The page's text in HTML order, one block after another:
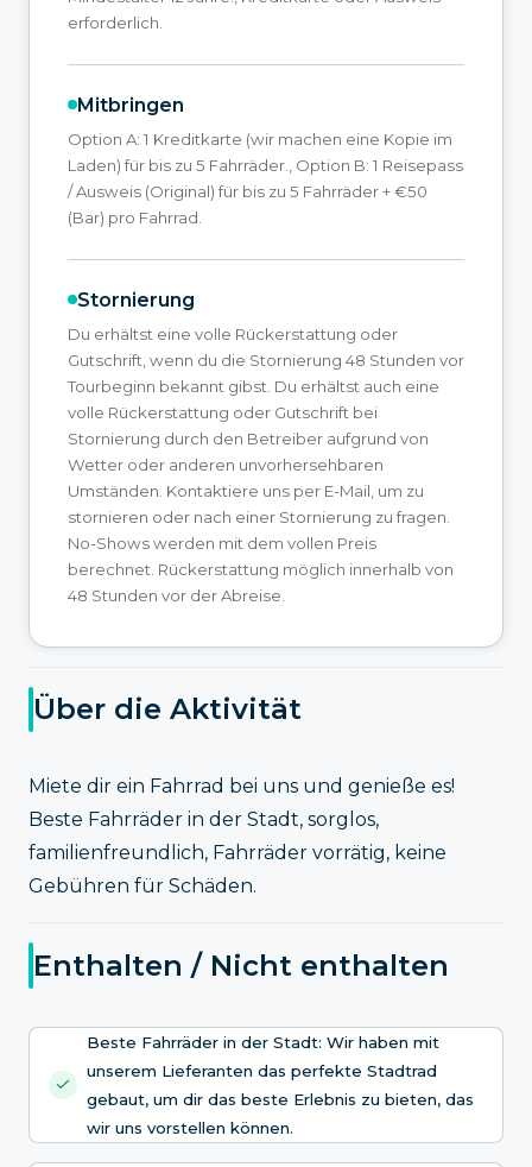
erforderlich.
Mitbringen
Option A: 1 Kreditkarte (wir machen eine Kopie im
Laden) für bis zu 5 Fahrräder., Option B: 1 Reisepass
/ Ausweis (Original) für bis zu 5 Fahrräder + €50
(Bar) pro Fahrrad.
Stornierung
Du erhältst eine volle Rückerstattung oder
Gutschrift, wenn du die Stornierung 48 Stunden vor
Tourbeginn bekannt gibst. Du erhältst auch eine
volle Rückerstattung oder Gutschrift bei
Stornierung durch den Betreiber aufgrund von
Wetter oder anderen unvorhersehbaren
Umständen. Kontaktiere uns per E-Mail, um zu
stornieren oder nach einer Stornierung zu fragen.
No-Shows werden mit dem vollen Preis
berechnet. Rückerstattung möglich innerhalb von
48 Stunden vor der Abreise.
Über die Aktivität
Miete dir ein Fahrrad bei uns und genieße es!
Beste Fahrräder in der Stadt, sorglos,
familienfreundlich, Fahrräder vorrätig, keine
Gebühren für Schäden.
Enthalten / Nicht enthalten
Beste Fahrräder in der Stadt: Wir haben mit
unserem Lieferanten das perfekte Stadtrad
gebaut, um dir das beste Erlebnis zu bieten, das
wir uns vorstellen können.